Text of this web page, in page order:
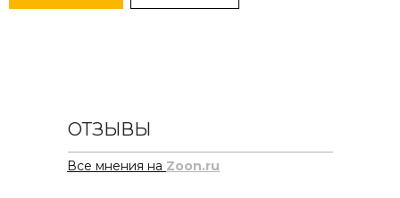
ОТЗЫВЫ
Все мнения на Zoon.ru